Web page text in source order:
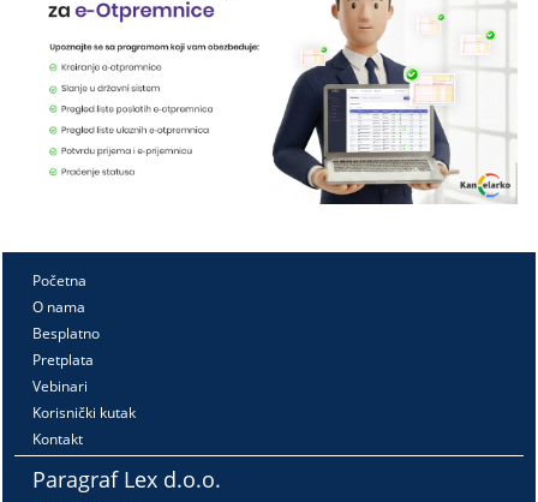
Početna
O nama
Besplatno
Pretplata
Vebinari
Korisnički kutak
Kontakt
Paragraf Lex d.o.o.